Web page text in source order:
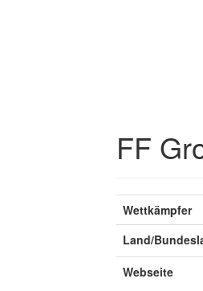
FF
Wettkämpfer
Land/
Webseite